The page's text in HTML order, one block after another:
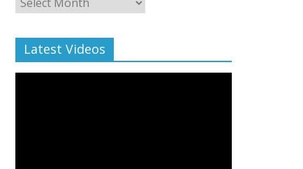
Archive
Latest Videos